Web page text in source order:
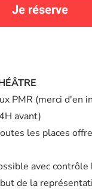
Je réserve
PMR (merci d'en
avant)
les places
avec
de la